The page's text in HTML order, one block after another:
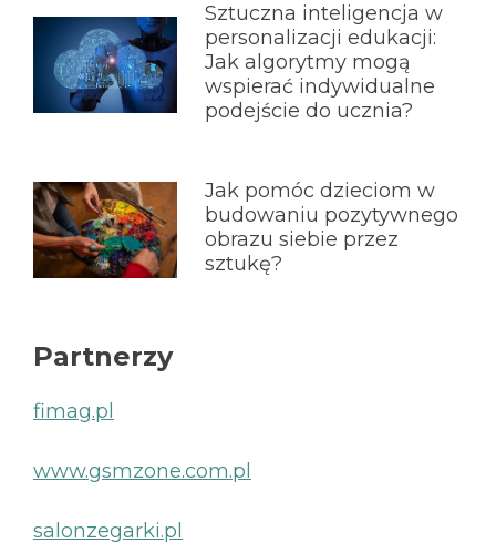
Sztuczna inteligencja w
personalizacji edukacji:
Jak algorytmy mogą
wspierać indywidualne
podejście do ucznia?
Jak pomóc dzieciom w
budowaniu pozytywnego
obrazu siebie przez
sztukę?
Partnerzy
fimag.pl
www.gsmzone.com.pl
salonzegarki.pl